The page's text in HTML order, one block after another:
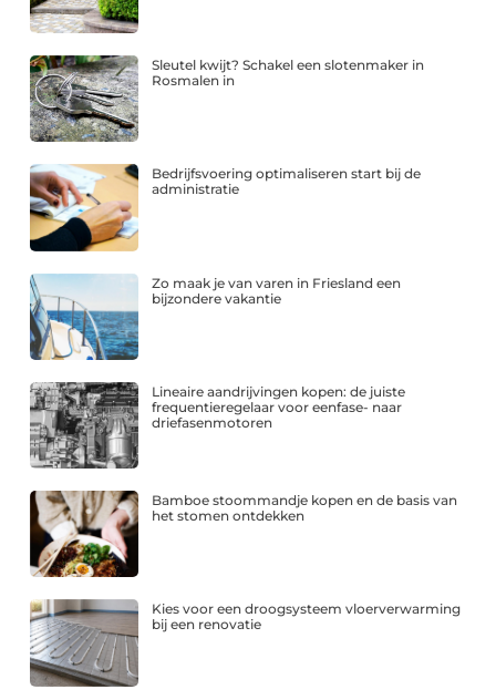
Sleutel kwijt? Schakel een slotenmaker in
Rosmalen in
Bedrijfsvoering optimaliseren start bij de
administratie
Zo maak je van varen in Friesland een
bijzondere vakantie
Lineaire aandrijvingen kopen: de juiste
frequentieregelaar voor eenfase- naar
driefasenmotoren
Bamboe stoommandje kopen en de basis van
het stomen ontdekken
Kies voor een droogsysteem vloerverwarming
bij een renovatie